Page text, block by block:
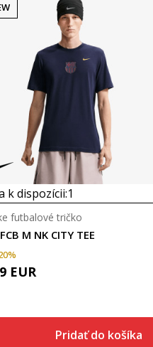
k dispozícii:1
M NK CITY TEE
futbalové tričko
EUR
Pridať do košíka